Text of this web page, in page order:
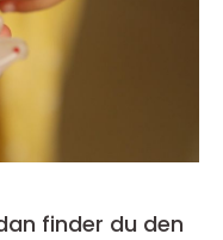
finder du den